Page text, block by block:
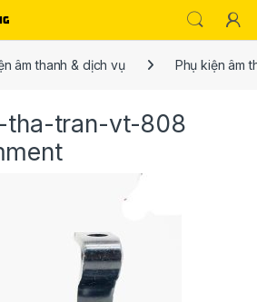
âm thanh & dịch vụ Phụ kiện âm
tha-tran-vt-808